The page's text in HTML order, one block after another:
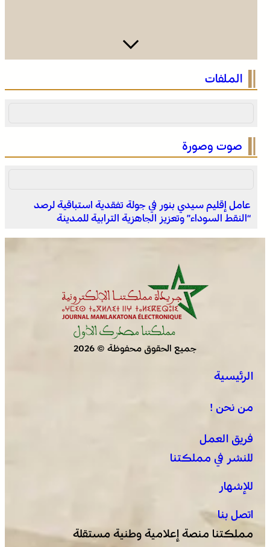
الصحراء المغربية .. كولومبيا تعلن تغييرا في موقفها وتعترف
بسيادة المغرب على صحرائه
بولمان تفتتح الدورة الثانية لمهرجان الزعفران والنباتات الطبية
العرائش .. فتح بحث قضائي إثر تصريحات واتهامات زائفة
الملفات
صوت وصورة
عامل إقليم سيدي بنور في جولة تفقدية استباقية لرصد
“النقط السوداء” وتعزيز الجاهزية الترابية للمدينة
جميع الحقوق محفوظة © 2026
الرئيسية
من نحن !
فريق العمل
للنشر في مملكتنا
للإشهار
اتصل بنا
مملكتنا منصة إعلامية وطنية مستقلة